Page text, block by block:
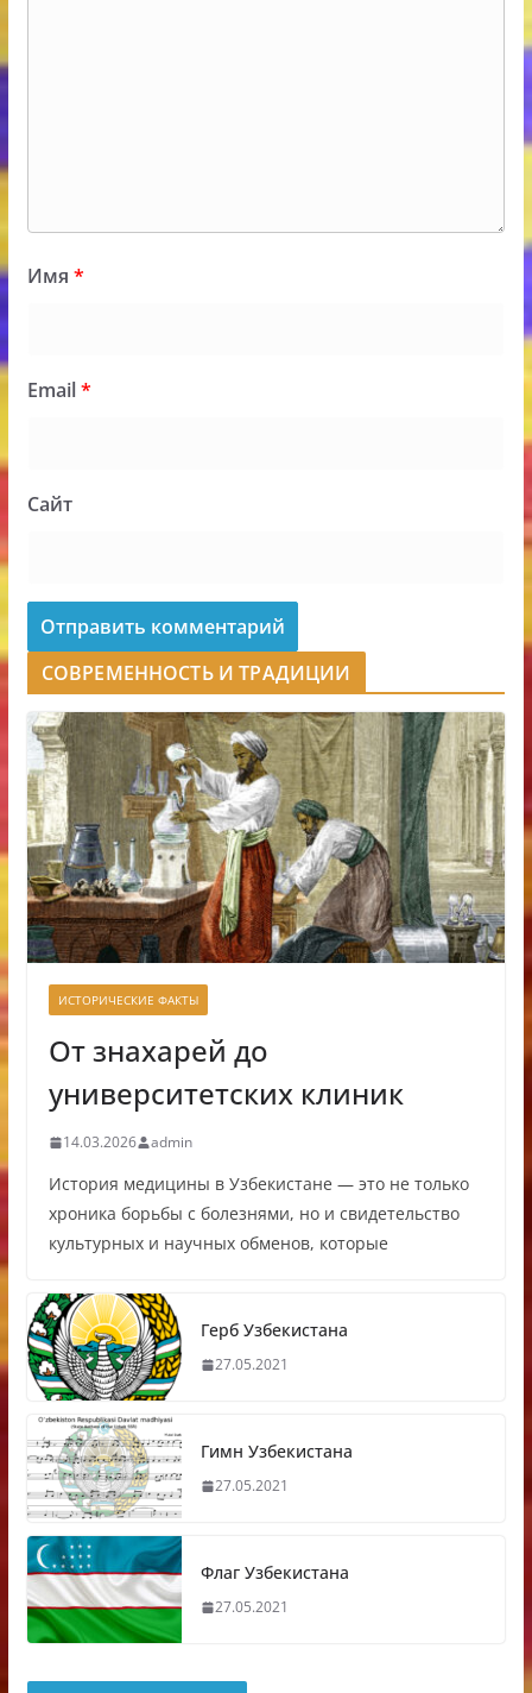
Имя *
Email*
Сайт
СОВРЕМЕННОСТЬ И ТРАДИЦИИ
ИСТОРИЧЕСКИЕ ФАКТЫ
От знахарей до
университетских клиник
14.03.2026 admin
История медицины в Узбекистане — это не только
хроника борьбы с болезнями, но и свидетельство
культурных и научных обменов, которые
Герб Узбекистана
27.05.2021
Гимн Узбекистана
27.05.2021
Флаг Узбекистана
27.05.2021